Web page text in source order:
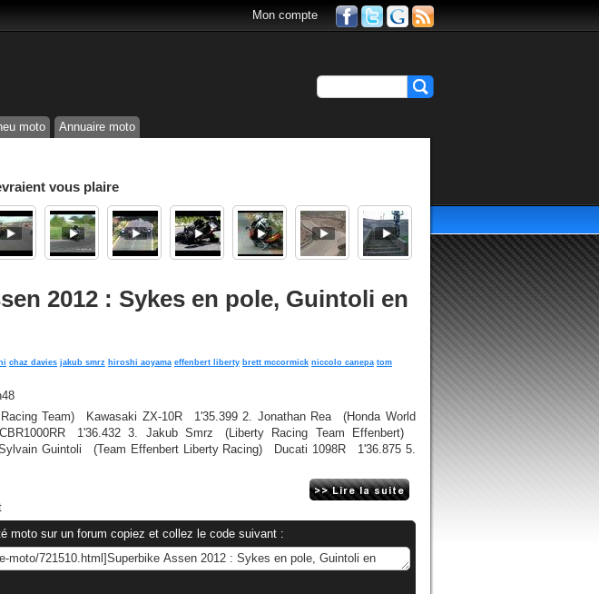
Mon compte
moto Annuaire moto
vous plaire
2012 : Sykes en pole, Guintoli en
chaz davies jakub smrz hiroshi aoyama effenbert liberty brett mccormick niccolo canepa tom
Team) Kawasaki ZX-10R 1'35.399 2. Jonathan Rea (Honda World
1'36.432 3. Jakub Smrz (Liberty Racing Team Effenbert)
Guintoli (Team Effenbert Liberty Racing) Ducati 1098R 1'36.875 5.
moto sur un forum copiez et collez le code suivant :